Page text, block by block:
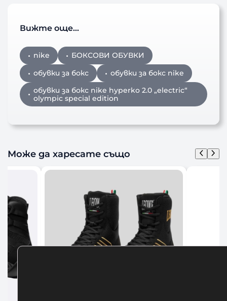
Вижте още…
nike
БОКСОВИ ОБУВКИ
обувки за бокс
обувки за бокс nike
обувки за бокс nike hyperko 2.0 „electric“
olympic special edition
Може да харесате също